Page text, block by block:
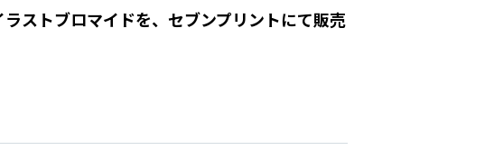
ストブロマイドを、セブンプリントにて販売